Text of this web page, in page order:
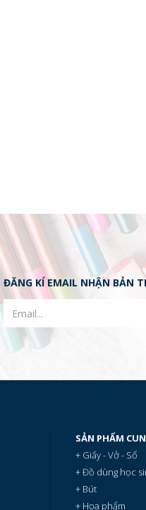
ĐĂNG KÍ EMAIL NHẬN BẢN
SẢN PHẨM
+ Giấy - Vở - Sổ
+ Đồ dùng học
+ Bút
+ Họa phẩm